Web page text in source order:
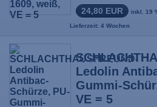
24,80 EUR inkl. 19
Lieferzeit: 4 Wochen
Ledolin
Gummi-
VE = 5